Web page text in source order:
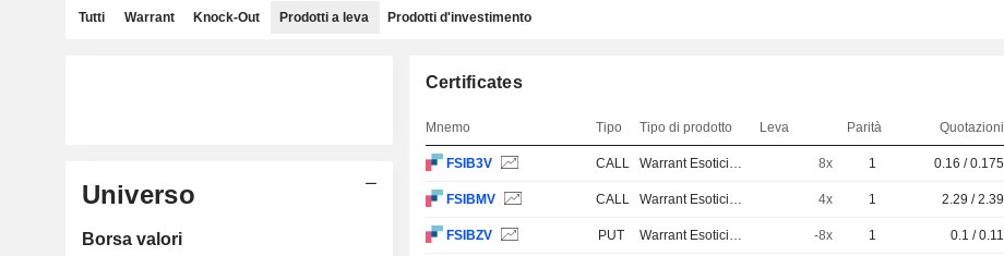
Tutti Warrant Knock-Out Prodotti a leva Prodotti d'investimento
Universo
Borsa valori
Certificates
Mnemo Tipo Tipo di prodotto Leva Parità Quotazioni
FSIB3V CALL Warrant Esotici e Strutturati 8x 1 0.16 / 0.175
FSIBMV CALL Warrant Esotici e Strutturati 4x 1 2.29 / 2.39
FSIBZV PUT Warrant Esotici e Strutturati -8x 1 0.1 / 0.11